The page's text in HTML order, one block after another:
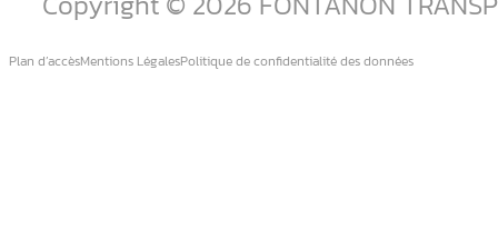
Plan d’accèsMentions LégalesPolitique de confidentialité des données